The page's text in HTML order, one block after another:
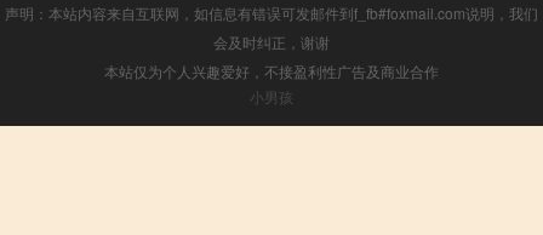
声明：本站内容来自互联网，如信息有错误可发邮件到f_fb#foxmail.com说明，我们
会及时纠正，谢谢
本站仅为个人兴趣爱好，不接盈利性广告及商业合作
小男孩